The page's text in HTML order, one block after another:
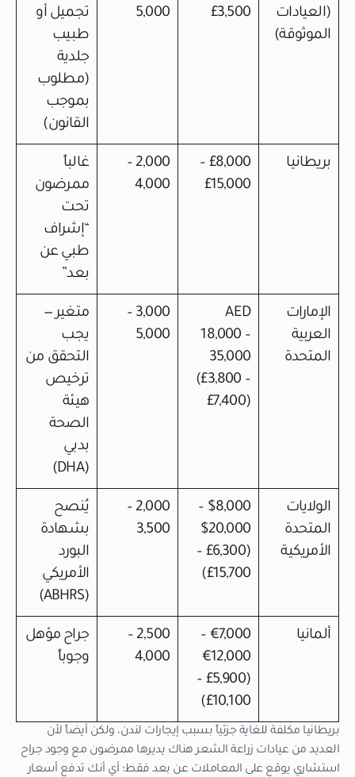
(العيادات
الموثوقة)
£3,500
5,000
تجميل أو
طبيب
جلدية
(مطلوب
بموجب
القانون)
بريطانيا
£8,000 –
£15,000
2,000 –
4,000
غالباً
ممرضون
تحت
“إشراف
طبي عن
بعد”
الإمارات
العربية
المتحدة
AED
18,000 –
35,000
(£3,800 –
£7,400)
3,000 –
5,000
متغير —
يجب
التحقق من
ترخيص
هيئة
الصحة
بدبي
(DHA)
الولايات
المتحدة
الأمريكية
$8,000 –
$20,000
(£6,300 –
£15,700)
2,000 –
3,500
يُنصح
بشهادة
البورد
الأمريكي
(ABHRS)
ألمانيا
€7,000 –
€12,000
(£5,900 –
£10,100)
2,500 –
4,000
جراح مؤهل
وجوباً
بريطانيا مكلفة للغاية جزئياً بسبب إيجارات لندن، ولكن أيضاً لأن
العديد من عيادات زراعة الشعر هناك يديرها ممرضون مع وجود جراح
استشاري يوقع على المعاملات عن بعد فقط؛ أي أنك تدفع أسعار